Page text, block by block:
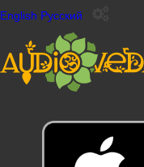
English Русский